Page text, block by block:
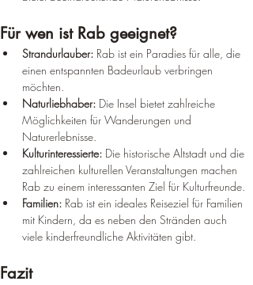
Für wen ist Rab geeignet?
Strandurlauber: Rab ist ein Paradies für alle, die
einen entspannten Badeurlaub verbringen
möchten.
Naturliebhaber: Die Insel bietet zahlreiche
Möglichkeiten für Wanderungen und
Naturerlebnisse.
Kulturinteressierte: Die historische Altstadt und die
zahlreichen kulturellen Veranstaltungen machen
Rab zu einem interessanten Ziel für Kulturfreunde.
Familien: Rab ist ein ideales Reiseziel für Familien
mit Kindern, da es neben den Stränden auch
viele kinderfreundliche Aktivitäten gibt.
Fazit